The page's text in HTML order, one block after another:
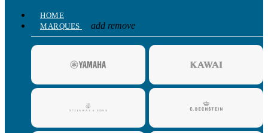
HOME
MARQUES
add remove